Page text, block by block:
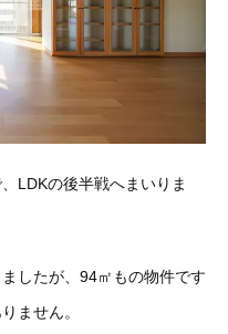
LDKの後半戦へまいりま
したが、94㎡もの物件です
ません。